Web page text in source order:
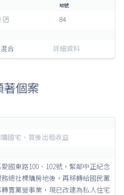
84
合 詳細資料
著個案
國宅、買後出租收益
國東路100、102號，緊鄰中正紀念
總社標購房地後，再移轉給國民黨
賣黨營事業，現已改建為私人住宅